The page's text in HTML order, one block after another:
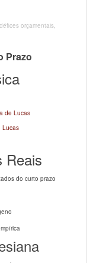
orçamentais,
Prazo
de Lucas
Lucas
do curto prazo